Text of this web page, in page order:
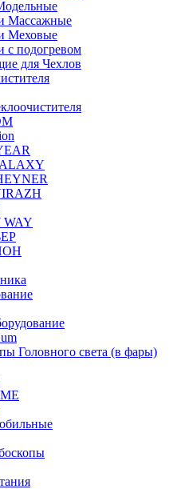
Массажные
Меховые
с подогревом
для Чехлов
WAY
Головного света (в фары)